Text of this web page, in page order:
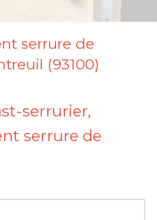
serrure de
(93100)
serrurier,
serrure de